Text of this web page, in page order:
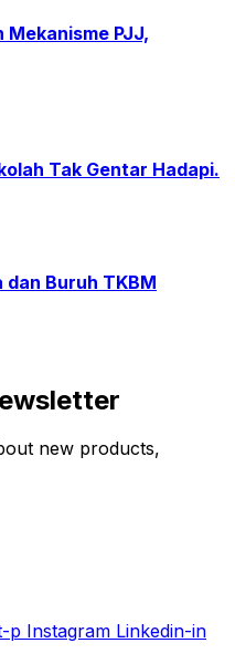
PJJ,
Tak Gentar Hadapi.
Buruh TKBM
new products,
p Instagram Linkedin-in